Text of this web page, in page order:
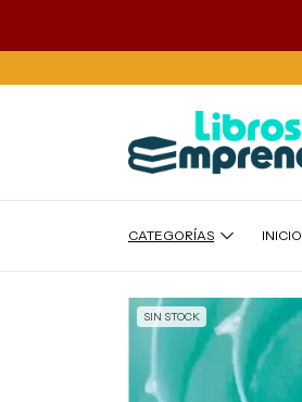
CATEGORÍAS INICIO
SIN STOCK